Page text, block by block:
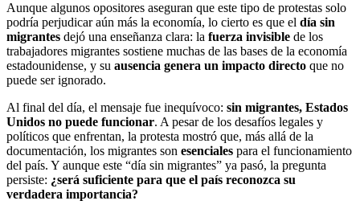
Aunque algunos opositores aseguran que este tipo de protestas solo
podría perjudicar aún más la economía, lo cierto es que el día sin
migrantes dejó una enseñanza clara: la fuerza invisible de los
trabajadores migrantes sostiene muchas de las bases de la economía
estadounidense, y su ausencia genera un impacto directo que no
puede ser ignorado.
Al final del día, el mensaje fue inequívoco: sin migrantes, Estados
Unidos no puede funcionar. A pesar de los desafíos legales y
políticos que enfrentan, la protesta mostró que, más allá de la
documentación, los migrantes son esenciales para el funcionamiento
del país. Y aunque este “día sin migrantes” ya pasó, la pregunta
persiste: ¿será suficiente para que el país reconozca su
verdadera importancia?